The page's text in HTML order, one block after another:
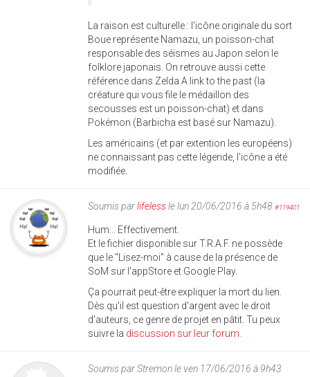
La raison est culturelle : l'icône originale du sort
Boue représente Namazu, un poisson-chat
responsable des séismes au Japon selon le
folklore japonais. On retrouve aussi cette
référence dans Zelda A link to the past (la
créature qui vous file le médaillon des
secousses est un poisson-chat) et dans
Pokémon (Barbicha est basé sur Namazu).
Les américains (et par extention les européens)
ne connaissant pas cette légende, l'icône a été
modifiée.
Soumis parlifelessle lun 20/06/2016 à 5h48 #119401
Hum... Effectivement.
Et le fichier disponible sur T.R.A.F. ne possède
que le "Lisez-moi" à cause de la présence de
SoM sur l'appStore et Google Play.
Ça pourrait peut-être expliquer la mort du lien.
Dès qu'il est question d'argent avec le droit
d'auteurs, ce genre de projet en pâtit. Tu peux
suivre la discussion sur leur forum.
Soumis parStremonle ven 17/06/2016 à 9h43